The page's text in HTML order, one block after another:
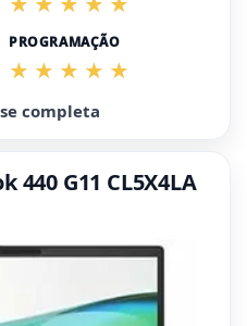
PROGRAMAÇÃO
completa
440 G11 CL5X4LA